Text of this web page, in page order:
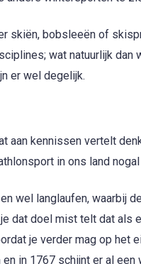
skiën, bobsleeën of
wat natuurlijk dan
er wel degelijk.
aan kennissen vertelt
in ons land
wel langlaufen, waarbij
dat doel mist telt dat als
je verder mag op het
in 1767 schijnt er al